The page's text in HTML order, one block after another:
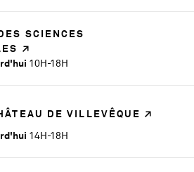
SCIENCES
10H-18H
DE VILLEVÊQUE
14H-18H